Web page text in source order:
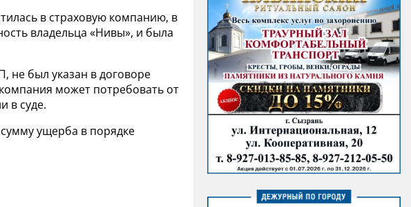
в страховую компанию, в
владельца «Нивы», и была
не был указан в договоре
может потребовать от
в суде.
ущерба в порядке